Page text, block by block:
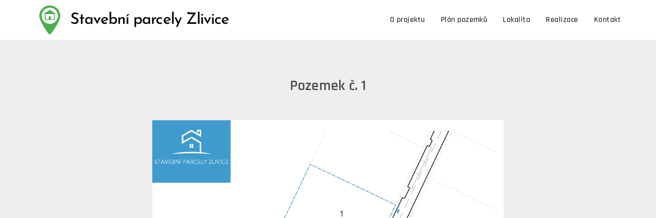
Stavební parcely Zlivice O projektu Plán pozemků Lokalita Realizace Kontakt
Pozemek č. 1